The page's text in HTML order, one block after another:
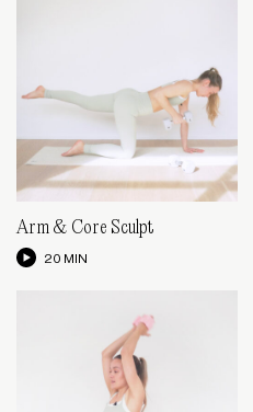
Arm & Core Sculpt
20 MIN